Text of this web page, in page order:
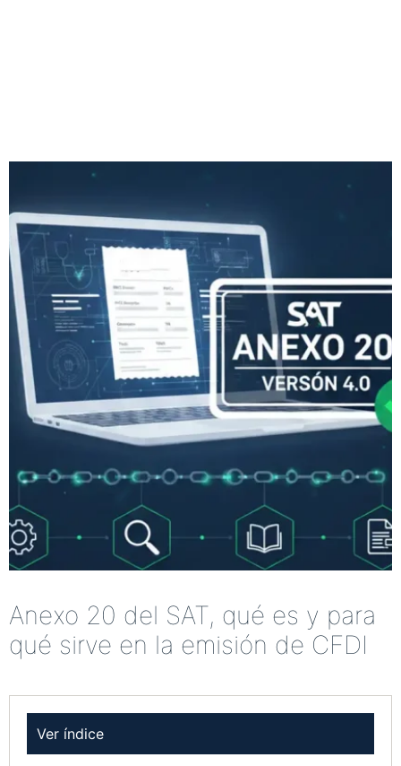
Anexo 20 del SAT, qué es y para
qué sirve en la emisión de CFDI
Ver índice